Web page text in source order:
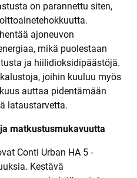
on parannettu siten,
ajoneuvon
mikä puolestaan
ja hiilidioksidipäästöjä.
joihin kuuluu myös
auttaa pidentämään
lataustarvetta.
ja matkustusmukavuutta
Conti Urban HA 5 -
Kestävä